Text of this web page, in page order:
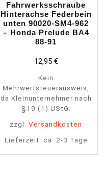
Fahrwerksschraube
Hinterachse Federbein
unten 90020-SM4-962
– Honda Prelude BA4
88-91
12,95 €
Kein
Mehrwertsteuerausweis,
da Kleinunternehmer nach
§19 (1) UStG.
zzgl.Versandkosten
Lieferzeit: ca. 2-3 Tage